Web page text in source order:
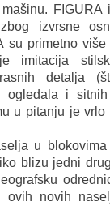
FIGURA
izvrsne
su primetno
imitacija
detalja
ogledala i
u pitanju je vrlo
u
blizu jedni
ovih novih